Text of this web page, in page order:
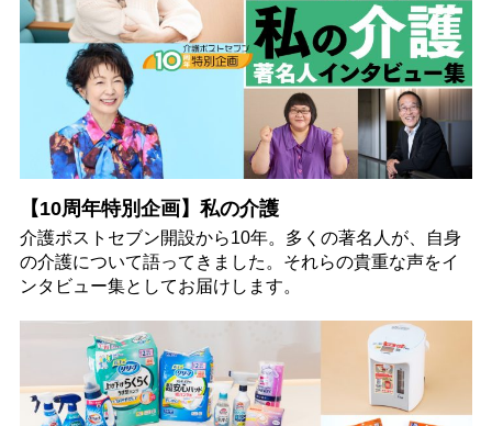
【10周年特別企画】私の介護
介護ポストセブン開設から10年。多くの著名人が、自身
の介護について語ってきました。それらの貴重な声をイ
ンタビュー集としてお届けします。